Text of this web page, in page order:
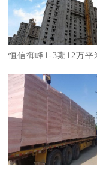
恒信御峰1-3期12万平